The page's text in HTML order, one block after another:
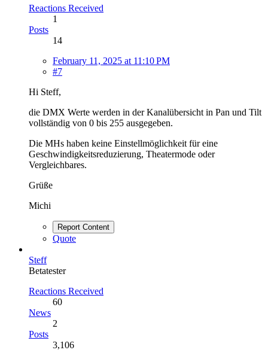
Reactions Received
1
Posts
14
February 11, 2025 at 11:10 PM
#7
Hi Steff,
die DMX Werte werden in der Kanalübersicht in Pan und Tilt
vollständig von 0 bis 255 ausgegeben.
Die MHs haben keine Einstellmöglichkeit für eine
Geschwindigkeitsreduzierung, Theatermode oder
Vergleichbares.
Grüße
Michi
Report Content
Quote
Steff
Betatester
Reactions Received
60
News
2
Posts
3,106